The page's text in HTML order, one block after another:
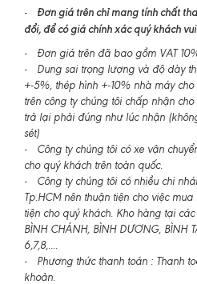
- Đơn giá trên chỉ mang tính chất
đổi, để có giá chính xác quý khách
- Đơn giá trên đã bao gồm VAT
- Dung sai trọng lượng và độ dày
+-5%, thép hình +-10% nhà máy
trên công ty chúng tôi chấp nhận
trả lại phải đúng như lúc nhận
sét)
- Công ty chúng tôi có xe vận
cho quý khách trên toàn quốc.
- Công ty chúng tôi có nhiều chi
Tp.HCM nên thuận tiện cho việc
tiện cho quý khách. Kho hàng tại
BÌNH CHÁNH, BÌNH DƯƠNG, BÌNH
6,7,8,....
- Phương thức thanh toán : Thanh
khoản.